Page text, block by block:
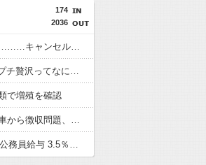
174
2036
【ミステリー】女「43億円注文して………キャンセルっと！」←こいつの目的
【おんＪ株式投資部】儲かった時のプチ贅沢ってなにしてる？株価と血圧は高い方が良い？！
で増殖を確認
【社会】NHK受信料パトカー・消防車から徴収問題、猛反発を受け「検討を進めていく」と会長
【官僚の初任給は31万2600円】国家公務員給与 3.5％を超える大幅なベースアップを勧告 人事院 「局長らの待遇が民間企業の役員などに比較して大幅に下回っている」